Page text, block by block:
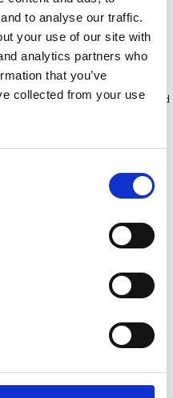
to analyse our traffic.
your use of our site with
analytics partners who
that you’ve
collected from your use
Bekijk product
Gratis verzending in Nederland
ASC rolsteiger AGS Pro
enkelzijdig 135 x 190 x 10,2
m werkhoogte